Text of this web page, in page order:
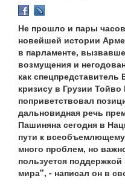
Не прошло и пары
новейшей истории
в парламенте,
возмущения и
как
кризису в Грузии Тойво
поприветствовал
дальновидная речь
Пашиняна сегодня в
пути к
много проблем, но
пользуется
мира", - написал он в